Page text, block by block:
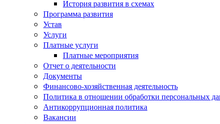
История развития в схемах
Программа развития
Устав
Услуги
Платные услуги
Платные мероприятия
Отчет о деятельности
Документы
Финансово-хозяйственная деятельность
Политика в отношении обработки персональных
Антикоррупционная политика
Вакансии